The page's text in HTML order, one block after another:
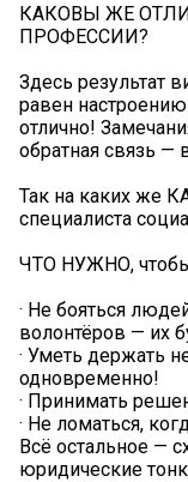
КАКОВЫ ЖЕ
ПРОФЕССИИ?
Здесь результат
равен
отлично!
обратная связь
Так на каких же
специалиста
ЧТО НУЖНО,
· Не бояться
волонтёров — их
· Уметь держать
одновременно!
· Принимать
· Не ломаться,
Всё остальное —
юридические